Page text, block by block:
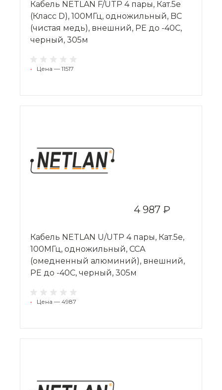
Кабель NETLAN F/UTP 4 пары, Кат.5e
(Класс D), 100МГц, одножильный, BC
(чистая медь), внешний, PE до -40C,
черный, 305м
• Цена — 11517
4 987 ₽
Кабель NETLAN U/UTP 4 пары, Кат.5e,
100МГц, одножильный, CCA
(омедненный алюминий), внешний,
PE до -40C, черный, 305м
• Цена — 4987